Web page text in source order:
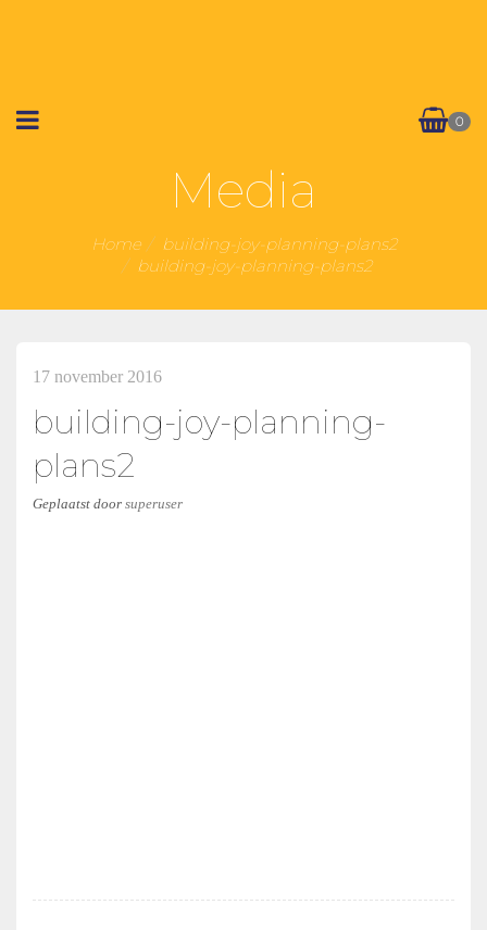
0
Media
Home
building-joy-planning-plans2
building-joy-planning-plans2
17 november 2016
building-joy-planning-
plans2
Geplaatst door superuser